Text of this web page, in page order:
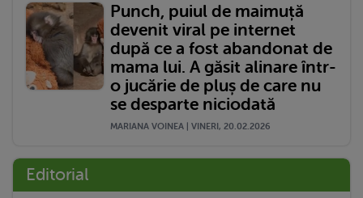
Punch, puiul de maimuță
devenit viral pe internet
după ce a fost abandonat de
mama lui. A găsit alinare într-
o jucărie de pluș de care nu
se desparte niciodată
MARIANA VOINEA | VINERI, 20.02.2026
Editorial